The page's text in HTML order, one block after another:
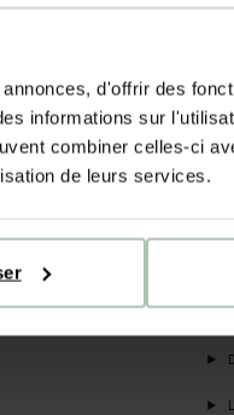
d'offrir des
informations sur
combiner celles-ci
de leurs services.